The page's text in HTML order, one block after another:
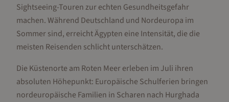
Sightseeing-Touren zur echten Gesundheitsgefahr
machen. Während Deutschland und Nordeuropa im
Sommer sind, erreicht Ägypten eine Intensität, die die
meisten Reisenden schlicht unterschätzen.
Die Küstenorte am Roten Meer erleben im Juli ihren
absoluten Höhepunkt: Europäische Schulferien bringen
nordeuropäische Familien in Scharen nach Hurghada